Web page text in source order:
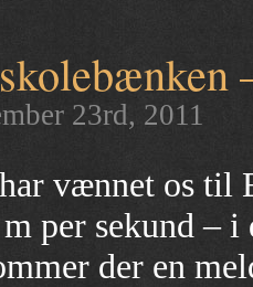
23rd, 2011
vænnet os til
per sekund –
der en